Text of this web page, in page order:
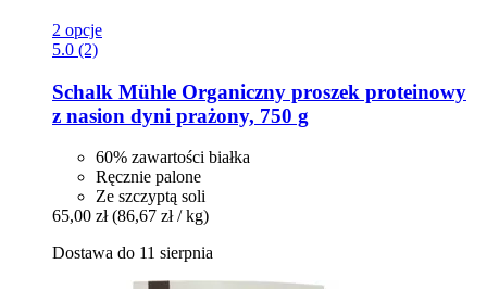
2 opcje
5.0 (2)
Schalk Mühle Organiczny proszek proteinowy
z nasion dyni prażony, 750 g
60% zawartości białka
Ręcznie palone
Ze szczyptą soli
65,00 zł (86,67 zł / kg)
Dostawa do 11 sierpnia